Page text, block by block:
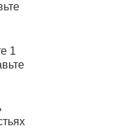
1